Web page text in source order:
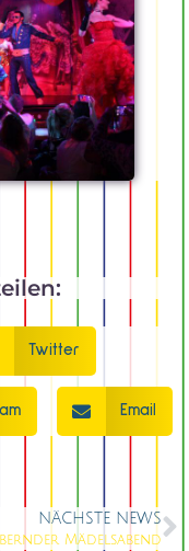
Twitter
Email
NÄCHSTE NEWS
Mädelsabend